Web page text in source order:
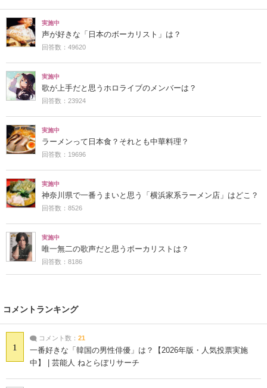
実施中
声が好きな「日本のボーカリスト」は？
回答数：49620
実施中
歌が上手だと思うホロライブのメンバーは？
回答数：23924
実施中
ラーメンって日本食？それとも中華料理？
回答数：19696
実施中
神奈川県で一番うまいと思う「横浜家系ラーメン店」はどこ？
回答数：8526
実施中
唯一無二の歌声だと思うボーカリストは？
回答数：8186
コメントランキング
1
コメント数： 21
一番好きな「韓国の男性俳優」は？【2026年版・人気投票実施
中】 | 芸能人 ねとらぼリサーチ